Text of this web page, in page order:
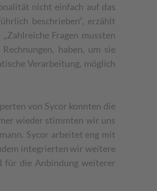
nicht einfach auf das
beschrieben“, erzählt
Fragen mussten
haben, um sie
Verarbeitung, möglich
von Sycor konnten die
wieder stimmten wir uns
Sycor arbeitet eng mit
integrierten wir weitere
für die Anbindung weiterer